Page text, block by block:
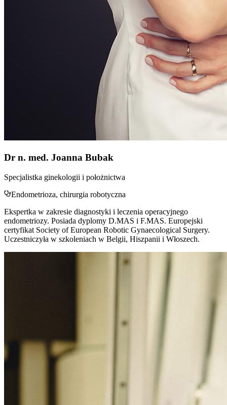
Dr n. med. Joanna Bubak
Specjalistka ginekologii i położnictwa
Endometrioza, chirurgia robotyczna
Ekspertka w zakresie diagnostyki i leczenia operacyjnego
endometriozy. Posiada dyplomy D.MAS i F.MAS. Europejski
certyfikat Society of European Robotic Gynaecological Surgery.
Uczestniczyła w szkoleniach w Belgii, Hiszpanii i Włoszech.